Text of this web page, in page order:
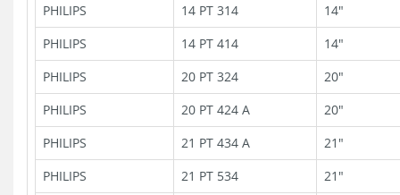
PHILIPS
14 PT 314
14"
PHILIPS
14 PT 414
14"
PHILIPS
20 PT 324
20"
PHILIPS
20 PT 424 A
20"
PHILIPS
21 PT 434 A
21"
PHILIPS
21 PT 534
21"